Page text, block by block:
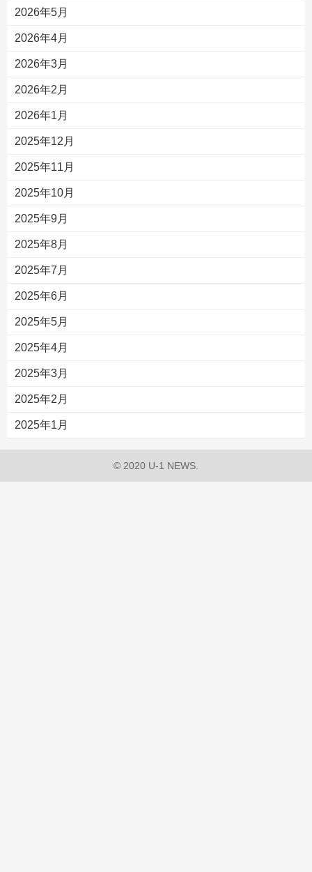
2026年5月
2026年4月
2026年3月
2026年2月
2026年1月
2025年12月
2025年11月
2025年10月
2025年9月
2025年8月
2025年7月
2025年6月
2025年5月
2025年4月
2025年3月
2025年2月
2025年1月
© 2020 U-1 NEWS.